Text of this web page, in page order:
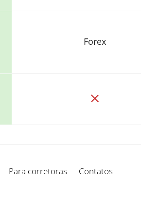
Forex
Para corretoras Contatos